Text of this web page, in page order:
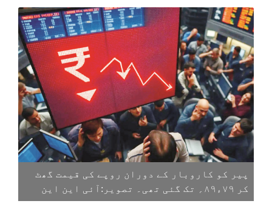
پیر کو کاروبار کے دوران روپے کی قیمت گھٹ
کر ۷۹ء۸۹؍ تک گئی تھی۔ تصویر:آئی این این